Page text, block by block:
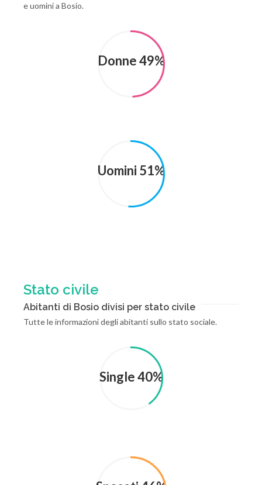
e uomini a Bosio.
Donne 49%
Uomini 51%
Stato civile
Abitanti di Bosio divisi per stato civile
Tutte le informazioni degli abitanti sullo stato sociale.
Single 40%